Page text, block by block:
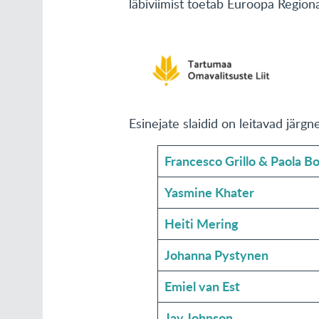
läbiviimist toetab Euroopa
Esinejate slaidid on leitavad
Francesco Grillo & Paola
Yasmine Khater
Heiti Mering
Johanna Pystynen
Emiel van Est